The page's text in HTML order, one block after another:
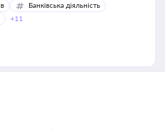
Банківська діяльність
+11